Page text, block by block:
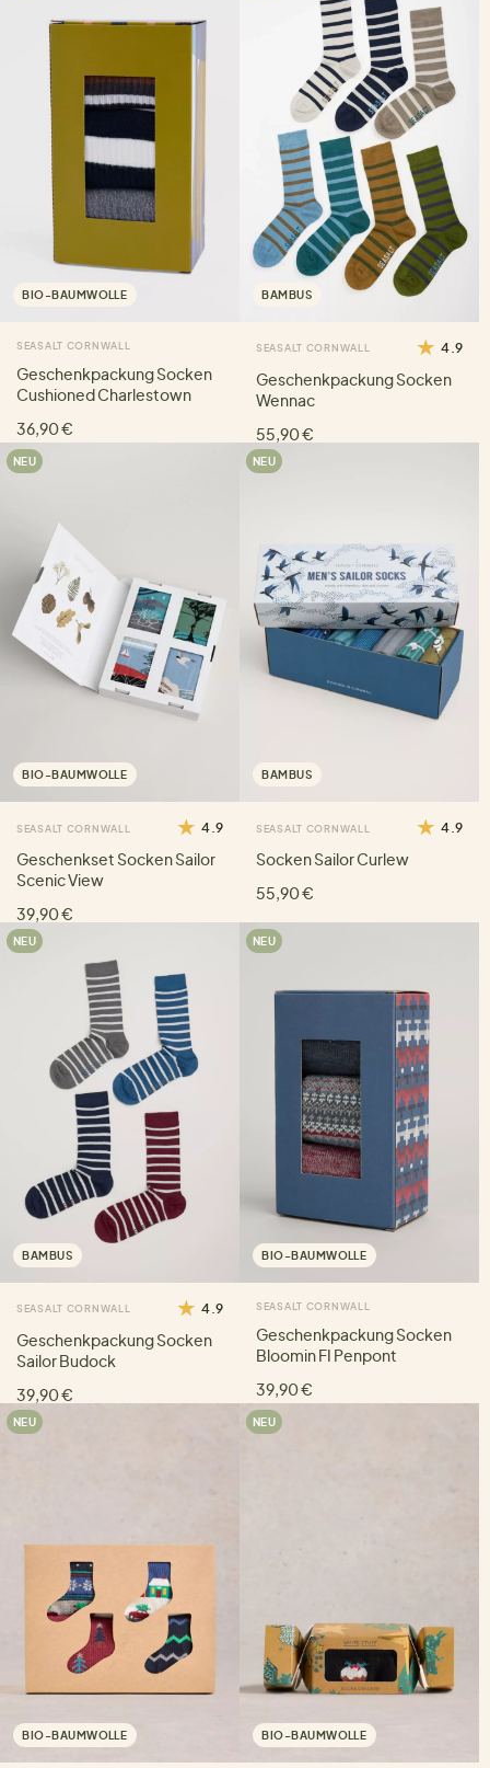
BIO-BAUMWOLLE
SEASALT CORNWALL
Geschenkpackung Socken
Cushioned Charlestown
36,90 €
BAMBUS
SEASALT CORNWALL 4.9
Geschenkpackung Socken
Wennac
55,90 €
NEU
BIO-BAUMWOLLE
SEASALT CORNWALL 4.9
Geschenkset Socken Sailor
Scenic View
39,90 €
NEU
BAMBUS
SEASALT CORNWALL 4.9
Socken Sailor Curlew
55,90 €
NEU
BAMBUS
SEASALT CORNWALL 4.9
Geschenkpackung Socken
Sailor Budock
39,90 €
NEU
BIO-BAUMWOLLE
SEASALT CORNWALL
Geschenkpackung Socken
Bloomin FI Penpont
39,90 €
NEU
BIO-BAUMWOLLE
NEU
BIO-BAUMWOLLE